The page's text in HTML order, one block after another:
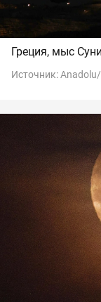
Греция, мыс
Источник: